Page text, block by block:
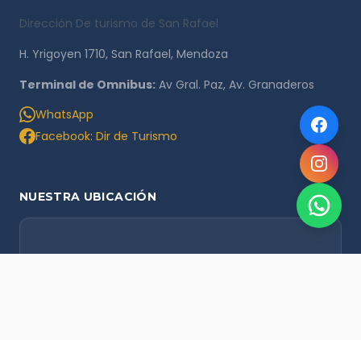
Dirección De turismo de San Rafael
H. Yrigoyen 1710, San Rafael, Mendoza
Terminal de Omnibus: Av Gral. Paz, Av. Granaderos
WhatsApp
Facebook: Dir de Turismo
NUESTRA UBICACIÓN